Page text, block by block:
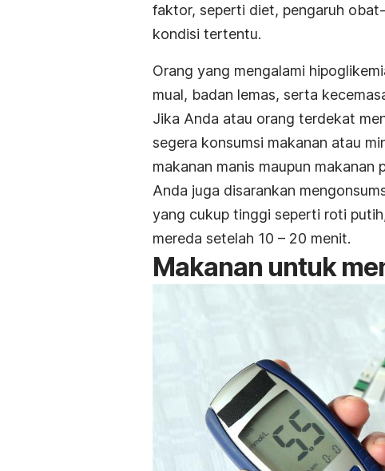
faktor, seperti diet, pengaruh
kondisi tertentu.
Orang yang mengalami
mual, badan lemas, serta
Jika Anda atau orang terdekat
segera konsumsi makanan atau
makanan manis maupun makanan
Anda juga disarankan
yang cukup tinggi seperti roti
mereda setelah 10 – 20 menit.
Makanan untuk